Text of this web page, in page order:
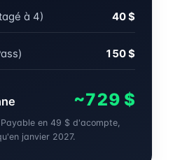
à 4) 40 $
150 $
~729 $
en 49 $ d'acompte,
janvier 2027.